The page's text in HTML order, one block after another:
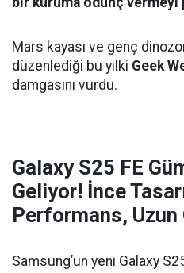
Mars kayası ve genç
düzenlediği bu yılki Geek
damgasını vurdu.
Galaxy S25 FE
Geliyor! İnce
Performans,
Samsung’un yeni Galaxy